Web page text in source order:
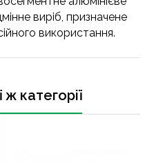
виріб, призначене
використання.
ж категорії